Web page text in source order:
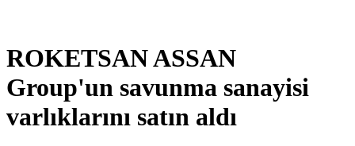
ROKETSAN ASSAN
Group'un savunma sanayisi
varlıklarını satın aldı